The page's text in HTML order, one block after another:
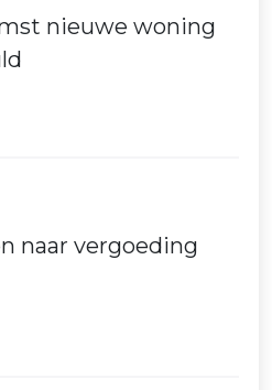
nieuwe woning
naar vergoeding